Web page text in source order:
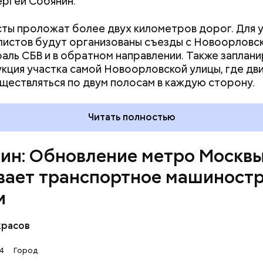
проложат более двух километров дорог. Для
будут организованы съезды с
СБВ и в обратном направлении. Также
участка самой Новоорловской улицы, где
по двум полосам в каждую сторону.
Читать полностью
Обновление метро
транспортное
Город
обновления подземки оказывает существенную
транспортному машиностроению во всей
долгосрочные производственные
внедрение передовых технологий и создание
условиях санкционного давления отечественные
зарубежные компоненты.